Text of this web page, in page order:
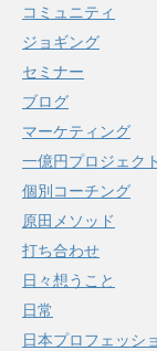
コミュニティ
ジョギング
セミナー
ブログ
マーケティング
一億円プロジェクト
個別コーチング
原田メソッド
打ち合わせ
日々想うこと
日常
日本プロフェッシ